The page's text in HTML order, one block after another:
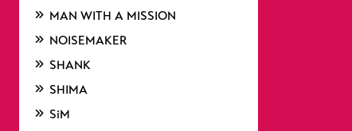
MAN WITH A MISSION
NOISEMAKER
SHANK
SHIMA
SiM